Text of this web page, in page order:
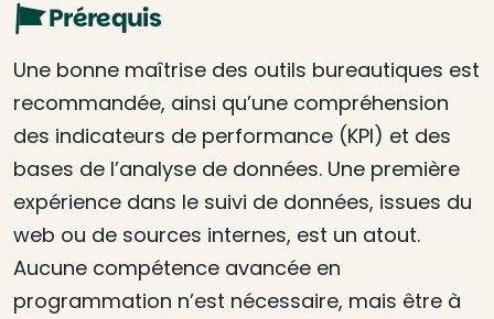
Prérequis
Une bonne maîtrise des outils bureautiques est
recommandée, ainsi qu’une compréhension
des indicateurs de performance (KPI) et des
bases de l’analyse de données. Une première
expérience dans le suivi de données, issues du
web ou de sources internes, est un atout.
Aucune compétence avancée en
programmation n’est nécessaire, mais être à